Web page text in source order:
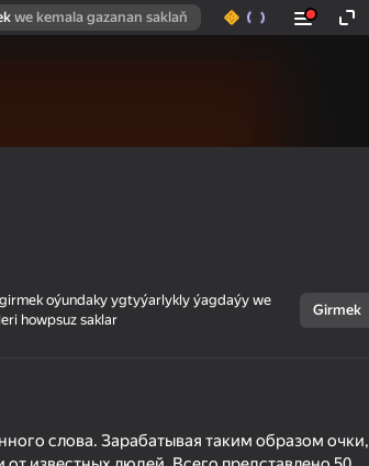
we kemala gazanan saklaň
oýundaky ygtyýarlykly ýagdaýy we
howpsuz saklar
Girmek
слова. Зарабатывая таким образом очки,